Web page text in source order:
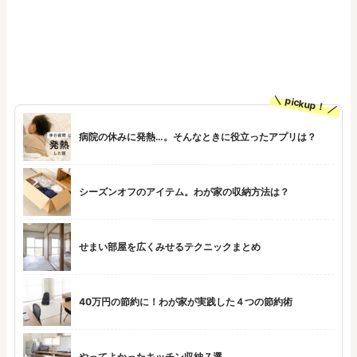
pickup！
病院の休みに発熱…。そんなときに役立ったアプリは？
シーズンオフのアイテム。わが家の収納方法は？
せまい部屋を広くみせるテクニックまとめ
40万円の節約に！わが家が実践した４つの節約術